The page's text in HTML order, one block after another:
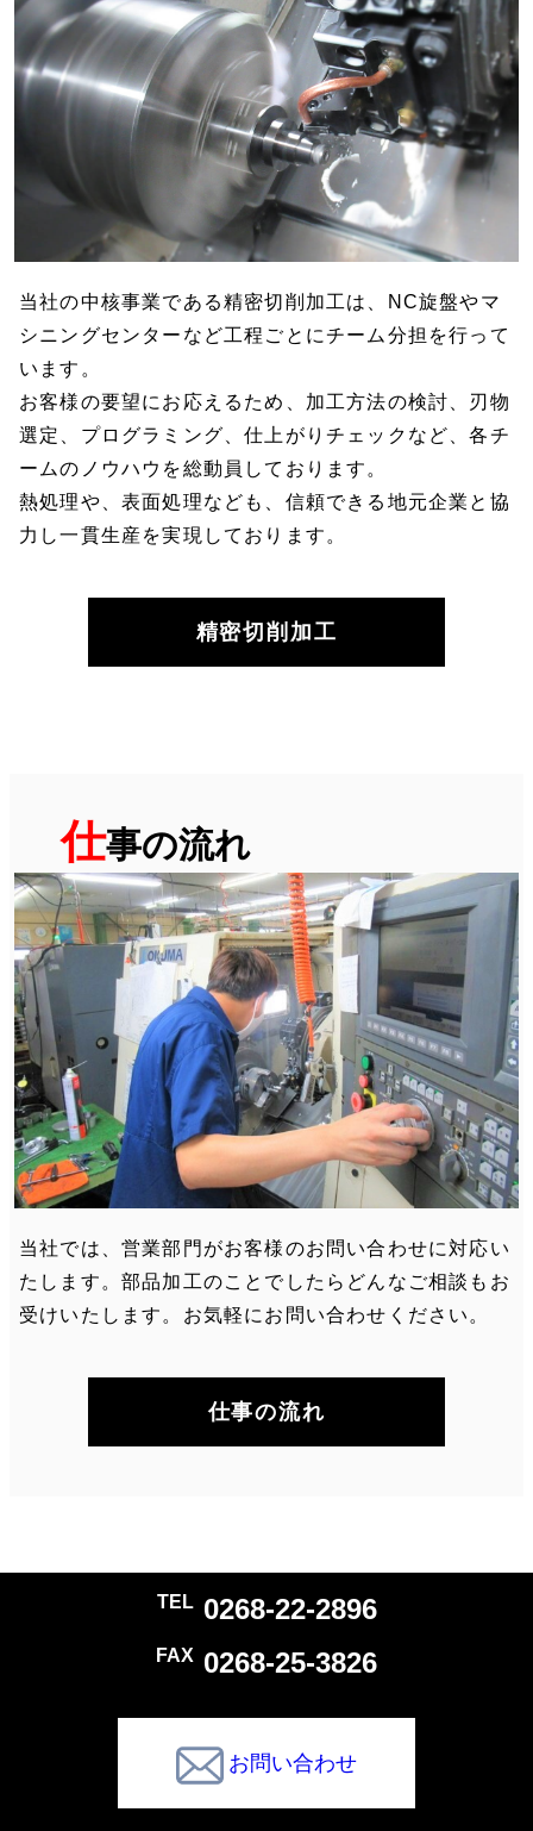
当社の中核事業である精密切削加工は、NC旋盤やマ
シニングセンターなど工程ごとにチーム分担を行って
います。
お客様の要望にお応えるため、加工方法の検討、刃物
選定、プログラミング、仕上がりチェックなど、各チ
ームのノウハウを総動員しております。
熱処理や、表面処理なども、信頼できる地元企業と協
力し一貫生産を実現しております。
精密切削加工
仕事の流れ
当社では、営業部門がお客様のお問い合わせに対応い
たします。部品加工のことでしたらどんなご相談もお
受けいたします。お気軽にお問い合わせください。
仕事の流れ
0268-22-2896
0268-25-3826
お問い合わせ